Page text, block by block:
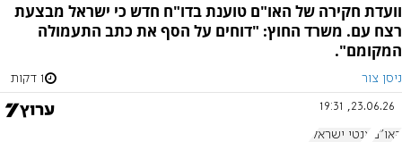
וועדת חקירה של האו"ם טוענת בדו"ח חדש כי ישראל מבצעת
רצח עם. משרד החוץ: "דוחים על הסף את כתב התעמולה
המקומם".
ניסן צור 1 דקות
23.06.26, 19:31
האו"ם אנטי ישראלי